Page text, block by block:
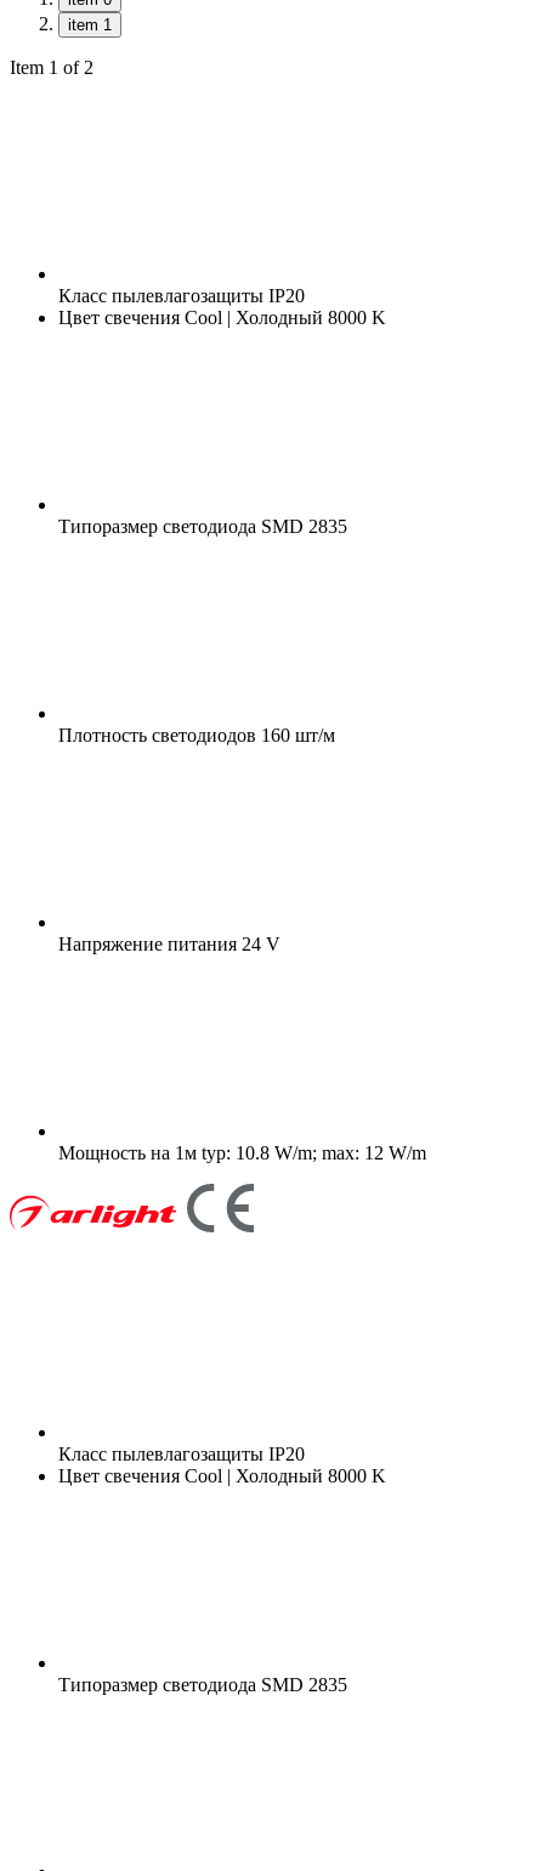
item 1
Item 1 of 2
Класс пылевлагозащиты IP20
Цвет свечения Cool | Холодный 8000 K
Типоразмер светодиода SMD 2835
Плотность светодиодов 160 шт/м
Напряжение питания 24 V
Мощность на 1м typ: 10.8 W/m; max: 12 W/m
Класс пылевлагозащиты IP20
Цвет свечения Cool | Холодный 8000 K
Типоразмер светодиода SMD 2835